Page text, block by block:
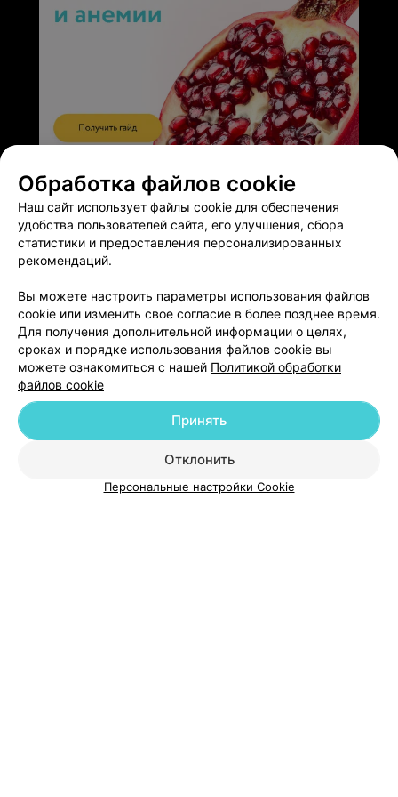
Добавить специалиста
О проекте Новости проекта
Размещение рекламы
Медицинский маркетинг
Публичный договор
Пользовательское соглашение
Способы оплаты
Обработка файлов cookie
Наш сайт использует файлы cookie для обеспечения
удобства пользователей сайта, его улучшения, сбора
статистики и предоставления персонализированных
рекомендаций.
Вы можете настроить параметры использования файлов
cookie или изменить свое согласие в более позднее время.
Для получения дополнительной информации о целях,
сроках и порядке использования файлов cookie вы
можете ознакомиться с нашей Политикой обработки
файлов cookie
Отклонить
Принять
Персональные настройки Cookie